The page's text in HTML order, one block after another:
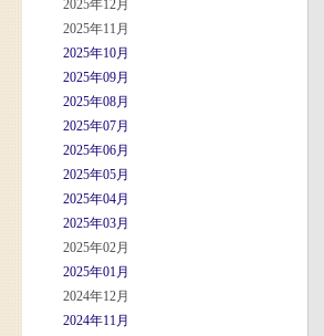
2025年12月
2025年11月
2025年10月
2025年09月
2025年08月
2025年07月
2025年06月
2025年05月
2025年04月
2025年03月
2025年02月
2025年01月
2024年12月
2024年11月